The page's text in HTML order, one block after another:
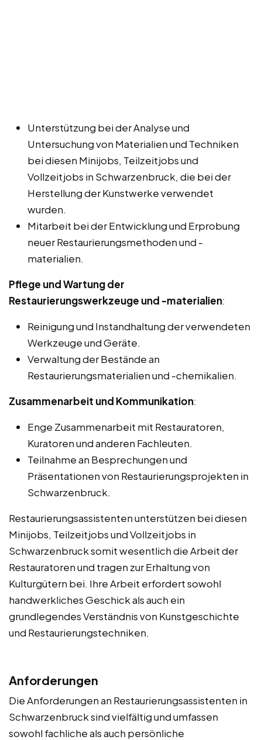
Unterstützung bei der Analyse und
Untersuchung von Materialien und Techniken
bei diesen Minijobs, Teilzeitjobs und
Vollzeitjobs in Schwarzenbruck, die bei der
Herstellung der Kunstwerke verwendet
wurden.
Mitarbeit bei der Entwicklung und Erprobung
neuer Restaurierungsmethoden und -
materialien.
Pflege und Wartung der
Restaurierungswerkzeuge und -materialien:
Reinigung und Instandhaltung der verwendeten
Werkzeuge und Geräte.
Verwaltung der Bestände an
Restaurierungsmaterialien und -chemikalien.
Zusammenarbeit und Kommunikation:
Enge Zusammenarbeit mit Restauratoren,
Kuratoren und anderen Fachleuten.
Teilnahme an Besprechungen und
Präsentationen von Restaurierungsprojekten in
Schwarzenbruck.
Restaurierungsassistenten unterstützen bei diesen
Minijobs, Teilzeitjobs und Vollzeitjobs in
Schwarzenbruck somit wesentlich die Arbeit der
Restauratoren und tragen zur Erhaltung von
Kulturgütern bei. Ihre Arbeit erfordert sowohl
handwerkliches Geschick als auch ein
grundlegendes Verständnis von Kunstgeschichte
und Restaurierungstechniken.
Anforderungen
Die Anforderungen an Restaurierungsassistenten in
Schwarzenbruck sind vielfältig und umfassen
sowohl fachliche als auch persönliche